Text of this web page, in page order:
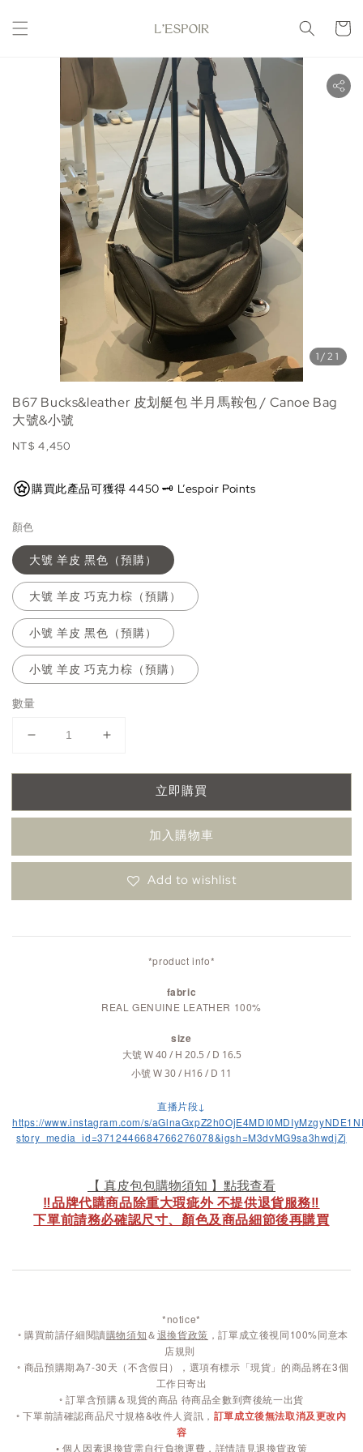
1/21
B67 Bucks&leather 皮划艇包 半月馬鞍包 / Canoe Bag
大號&小號
Regular
NT$ 4,450
購買此產品可獲得 4450 🗝️ L’espoir Points
顏色
大號 羊皮 黑色（預購）
大號 羊皮 巧克力棕（預購）
小號 羊皮 黑色（預購）
小號 羊皮 巧克力棕（預購）
數量
立即購買
加入購物車
Add to wishlist
*product info*
fabric
REAL GENUINE LEATHER 100%
size
大號 W 40 / H 20.5 / D 16.5
小號W 30 / H16 / D 11
直播片段↓
https://www.instagram.com/s/
story_media_id=3712446684766276078&igsh=M3dvMG9sa3hwdjZj
【 真皮包包購物須知 】點我查看
‼️品牌代購商品除重大瑕疵外 不提供退貨服務‼️
下單前請務必確認尺寸、顏色及商品細節後再購買
*notice*
◦ 購買前請仔細閱讀購物須知＆退換貨政策 ，訂單成立後視同100%同意本
店規則
◦ 商品預購期為7-30天（不含假日），選項有標示「現貨」的商品將在3個
工作日寄出
◦ 訂單含預購＆現貨的商品 待商品全數到齊後統一出貨
◦ 下單前請確認商品尺寸規格&收件人資訊， 訂單成立後無法取消及更改內
容
◦ 個人因素退換貨需自行負擔運費，詳情請見退換貨政策